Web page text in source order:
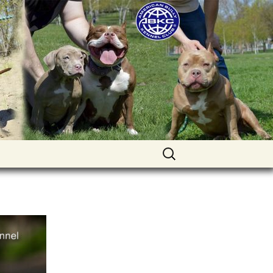
for sale. Worldwide shipping
Найти: